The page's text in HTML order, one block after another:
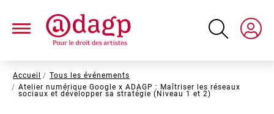
contenu
Fil
d'Ariane
Accueil
Tous les événements
Atelier numérique Google x ADAGP : Maîtriser les réseaux
sociaux et développer sa stratégie (Niveau 1 et 2)